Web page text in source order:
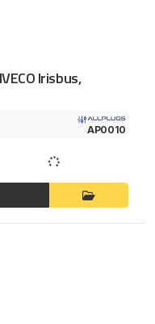
Irisbus,
AP0010